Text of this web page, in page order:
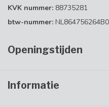
KVK nummer: 88735281
btw-nummer:
Openingstijden
Informatie